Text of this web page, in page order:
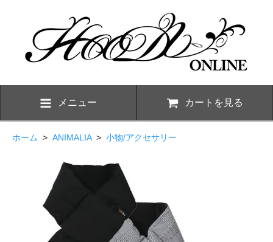
メニュー カートを見る
ホーム > ANIMALIA> 小物/アクセサリー